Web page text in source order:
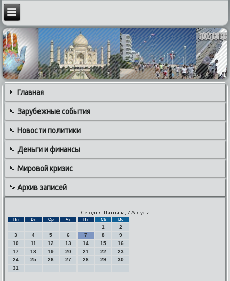
Главная
Зарубежные события
Новости политики
Деньги и финансы
Мировой кризис
Архив записей
Сегодня: Пятница, 7 Августа
Пн Вт Ср Чт Пт Сб Вс
1
2
3
4 5 6 7 8
9
10
11 12 13 14 15
16
17
18 19 20 21 22
23
24
25 26 27 28 29
30
31